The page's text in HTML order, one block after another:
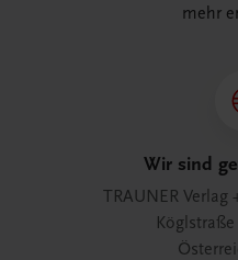
mehr
Wir sind
TRAUNER Verlag
Köglstraße